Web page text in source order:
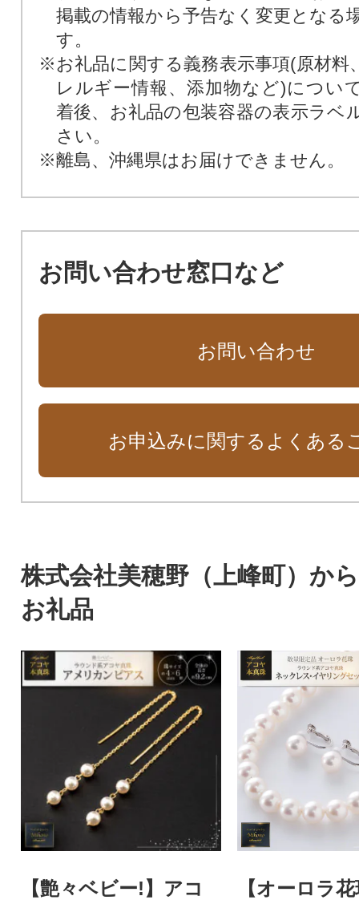
掲載の情報から予告なく変更となる
す。
※お礼品に関する義務表示事項(原材料
レルギー情報、添加物など)につい
着後、お礼品の包装容器の表示ラベ
さい。
※離島、沖縄県はお届けできません。
お問い合わせ窓口など
お問い合わせ
お申込みに関するよくある
株式会社美穂野（上峰町）か
お礼品
【艶々ベビー!】アコ
【オーロラ